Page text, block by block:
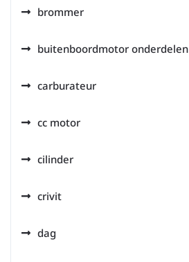
brommer
buitenboordmotor onderdelen
carburateur
cc motor
cilinder
crivit
dag